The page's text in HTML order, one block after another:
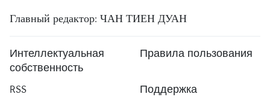
Главный редактор: ЧАН ТИЕН ДУАН
Интеллектуальная
собственность
Правила пользования
RSS Поддержка